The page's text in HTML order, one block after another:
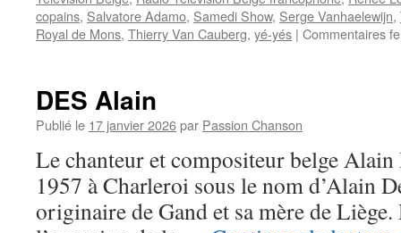
copains, Salvatore Adamo, Samedi Show, Serge Vanhaelewijn,
Royal de Mons, Thierry Van Cauberg, yé-yés | Commentaires
DES Alain
Publié le 17 janvier 2026par Passion Chanson
Le chanteur et compositeur belge
1957 à Charleroi sous le nom d’Alain
originaire de Gand et sa mère de Liège.